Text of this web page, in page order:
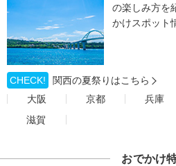
の楽しみ方を
かけスポット
CHECK!
関西の夏祭りはこちら
大阪
京都 兵庫
滋賀
おでかけ